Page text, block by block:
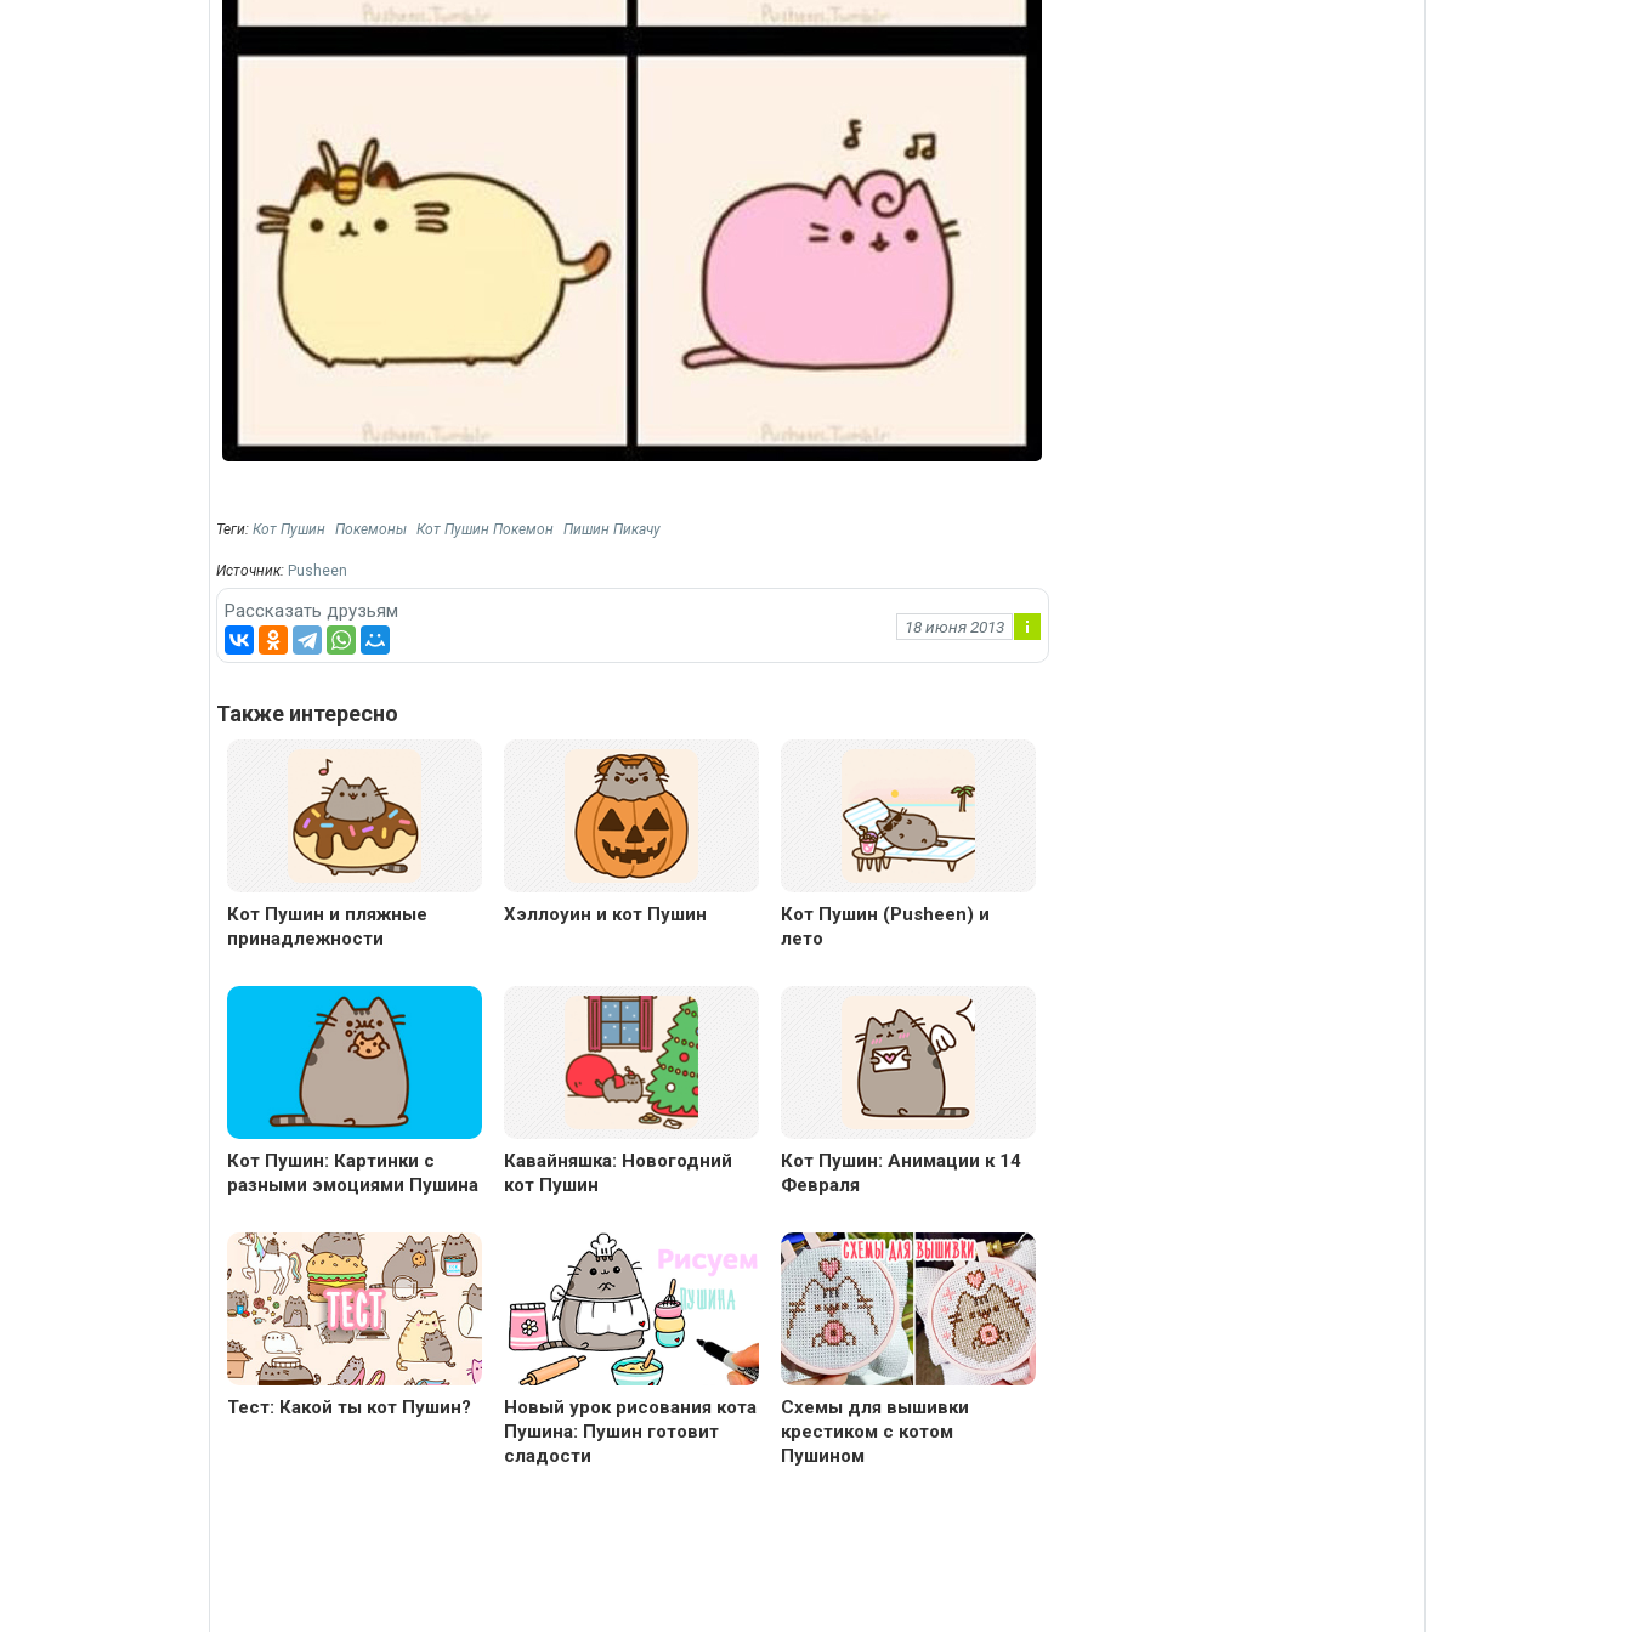
Теги: Кот Пушин Покемоны Кот Пушин Покемон Пишин Пикачу
Источник: Pusheen
Рассказать друзьям
18 июня 2013
Также интересно
Кот Пушин и пляжные
принадлежности
Хэллоуин и кот Пушин
Кот Пушин (Pusheen) и
лето
Кот Пушин: Картинки с
разными эмоциями Пушина
Кавайняшка: Новогодний
кот Пушин
Кот Пушин: Анимации к 14
Февраля
Тест: Какой ты кот Пушин?
Новый урок рисования кота
Пушина: Пушин готовит
сладости
Схемы для вышивки
крестиком с котом
Пушином